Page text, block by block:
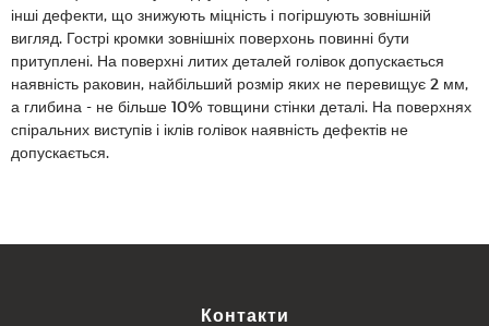
інші дефекти, що знижують міцність і погіршують зовнішній
вигляд. Гострі кромки зовнішніх поверхонь повинні бути
притуплені. На поверхні литих деталей голівок допускається
наявність раковин, найбільший розмір яких не перевищує 2 мм,
а глибина - не більше 10% товщини стінки деталі. На поверхнях
спіральних виступів і іклів голівок наявність дефектів не
допускається.
Контакти